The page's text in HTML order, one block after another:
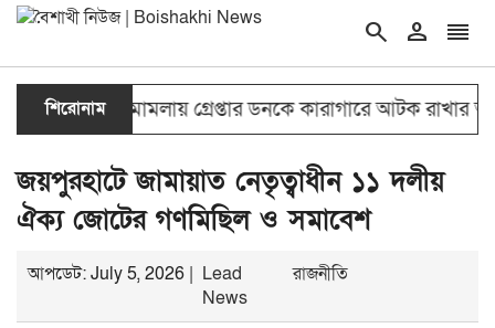
search person reorder
শিরোনাম
শাহ হত্যা মামলায় গ্রেপ্তার ডনকে কারাগারে আটক রাখার
জয়পুরহাটে জামায়াত নেতৃত্বাধীন ১১ দলীয়
ঐক্য জোটের গণমিছিল ও সমাবেশ
আপডেট: July 5, 2026 | Lead
News
রাজনীতি